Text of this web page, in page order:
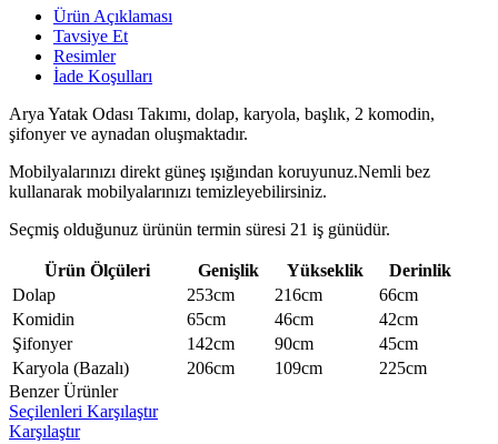
Ürün Açıklaması
Tavsiye Et
Resimler
İade Koşulları
Arya Yatak Odası Takımı, dolap, karyola, başlık, 2 komodin,
şifonyer ve aynadan oluşmaktadır.
Mobilyalarınızı direkt güneş ışığından koruyunuz.Nemli bez
kullanarak mobilyalarınızı temizleyebilirsiniz.
Seçmiş olduğunuz ürünün termin süresi 21 iş günüdür.
Ürün Ölçüleri Genişlik Yükseklik
Derinlik
Dolap
253cm 216cm
66cm
Komidin
65cm 46cm
42cm
Şifonyer
142cm 90cm
45cm
Karyola (Bazalı)
206cm 109cm
225cm
Benzer Ürünler
Seçilenleri Karşılaştır
Karşılaştır